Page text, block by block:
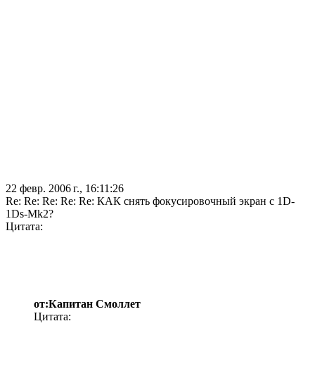
22 февр. 2006 г., 16:11:26
Re: Re: Re: Re: Re: КАК снять фокусировочный экран с 1D-
1Ds-Mk2?
Цитата:
от:Капитан Смоллет
Цитата: